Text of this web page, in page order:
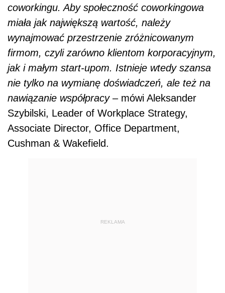
coworkingu. Aby społeczność coworkingowa
miała jak największą wartość, należy
wynajmować przestrzenie zróżnicowanym
firmom, czyli zarówno klientom korporacyjnym,
jak i małym start-upom. Istnieje wtedy szansa
nie tylko na wymianę doświadczeń, ale też na
nawiązanie współpracy– mówi Aleksander
Szybilski, Leader of Workplace Strategy,
Associate Director, Office Department,
Cushman & Wakefield.
REKLAMA